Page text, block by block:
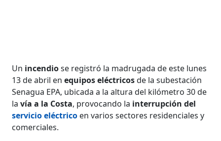
Un incendiose registró la madrugada de este lunes
13 de abril enequipos eléctricosde la subestación
Senagua EPA, ubicada a la altura del kilómetro 30 de
lavía a la Costa, provocando la interrupción del
servicio eléctrico en varios sectores residenciales y
comerciales.